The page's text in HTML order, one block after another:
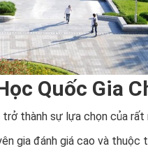
Quốc Gia
thành sự lựa chọn của
gia đánh giá cao và